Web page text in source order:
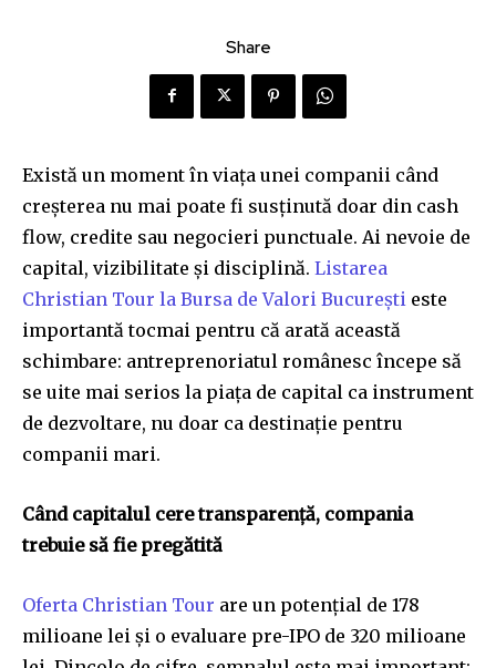
Share
Există un moment în viața unei companii când
creșterea nu mai poate fi susținută doar din cash
flow, credite sau negocieri punctuale. Ai nevoie de
capital, vizibilitate și disciplină. Listarea
Christian Tour la Bursa de Valori București este
importantă tocmai pentru că arată această
schimbare: antreprenoriatul românesc începe să
se uite mai serios la piața de capital ca instrument
de dezvoltare, nu doar ca destinație pentru
companii mari.
Când capitalul cere transparență, compania
trebuie să fie pregătită
Oferta Christian Tour are un potențial de 178
milioane lei și o evaluare pre-IPO de 320 milioane